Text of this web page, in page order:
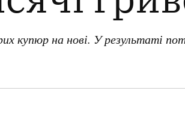
купюр на нові. У результаті